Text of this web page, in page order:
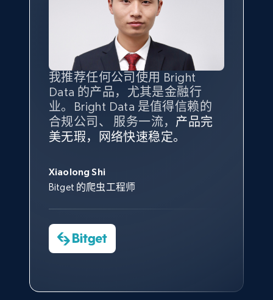
我推荐任何公司使用 Bright
Data 的产品，尤其是金融行
业。Bright Data 是值得信赖的
合规公司、 服务一流， 产品完
美无瑕，网络快速稳定。
Xiaolong Shi
Bitget 的爬虫工程师
Bright Data 拥有自有代理基础
设施，助您持续获取网络数据。
帮助您轻松绕过烦人的验证码
（CAPTCHA）。
数据科学专家
根据我的使用体验，Bright Data
的服务价值不可估量。Bright
共网络数据以满足需求，并通过
其支持团队和开发团队，让我们
Charmagne Cruz
—— Shopee Philippines Inc. 报告与分析、
最重要的是拥有质量 最好、
最多的数据，而这正是 Bright
Data 和 tgndata 发挥作用的地
方。
tgndata 的首席执行官 (CEO)
我们对 Bright Data 的可靠性印
象深刻，对整体服务也非常满
沟通，他的协助对我们非常有帮
助。
Convert Group 的 CTO
我们对与 Bright Data 的合作感
到非常满意。各方面都很不错，
服务和支持团队也非常认可。